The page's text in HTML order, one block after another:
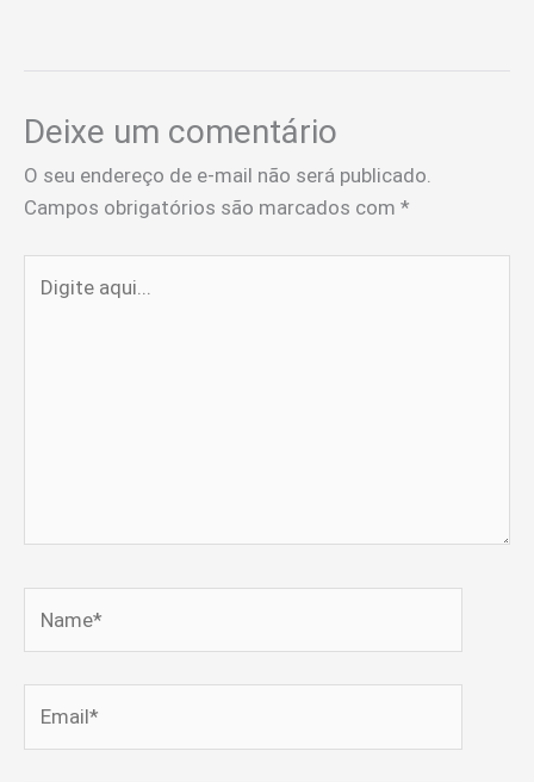
Deixe um comentário
O seu endereço de e-mail não será publicado.
Campos obrigatórios são marcados com *
aqui...